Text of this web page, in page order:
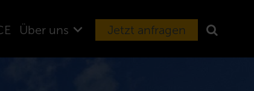
Über uns Jetzt anfragen